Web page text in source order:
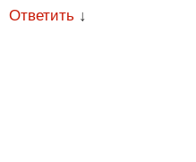
Ответить ↓